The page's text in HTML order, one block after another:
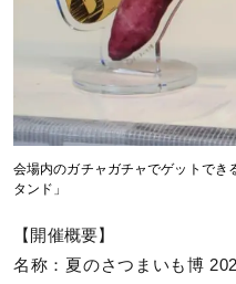
会場内のガチャガチャでゲットでき
タンド」
【開催概要】
名称：夏のさつまいも博